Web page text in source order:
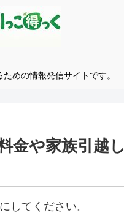
めの情報発信サイトです。
金や家族引越し
してください。